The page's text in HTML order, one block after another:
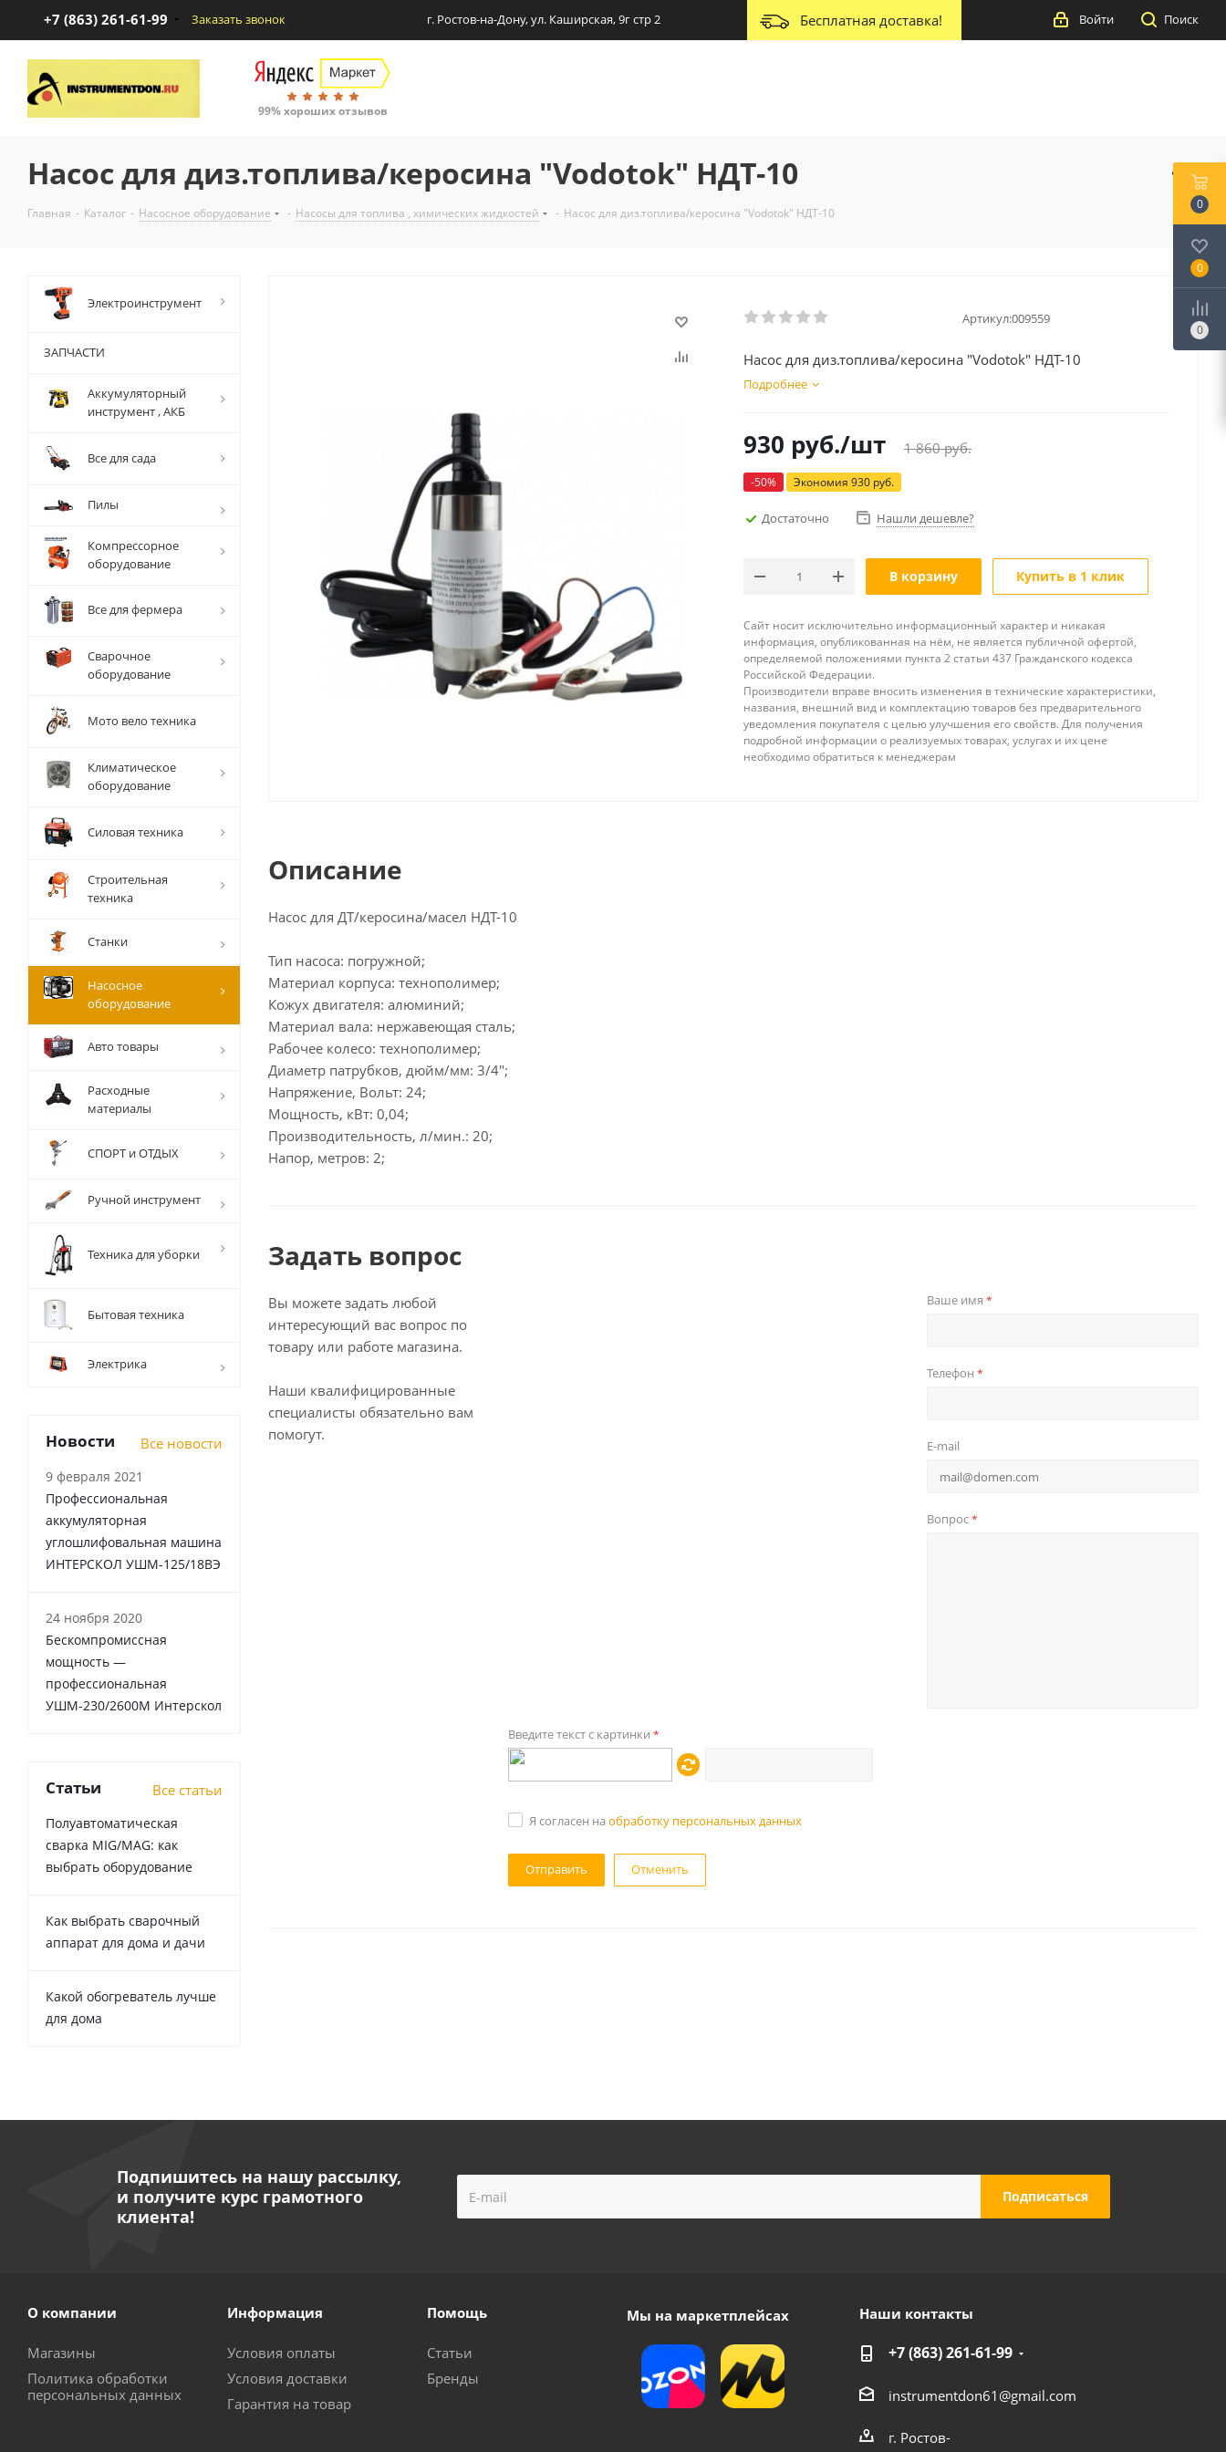
+7 (863) 261-61-99 Заказать звонок г. Ростов-на-Дону, ул. Каширская, 9г стр 2 Бесплатная доставка! Поиск
Войти
99% хороших отзывов
Насос для диз.топлива/керосина "Vodotok" НДТ-10
Главная - Каталог - Насосное оборудование - Насосы для топлива , химических жидкостей - Насос для диз.топлива/керосина "Vodotok" НДТ-10
Артикул:009559
Насос для диз.топлива/керосина "Vodotok" НДТ-10
Подробнее
930 руб./шт 1 860руб.
-50% Экономия 930 руб.
Достаточно Нашли дешевле?
В корзину Купить в 1 клик
Сайт носит исключительно информационный характер и никакая
информация, опубликованная на нём, не является публичной офертой,
определяемой положениями пункта 2 статьи 437 Гражданского кодекса
Российской Федерации.
Производители вправе вносить изменения в технические характеристики,
названия, внешний вид и комплектацию товаров без предварительного
уведомления покупателя с целью улучшения его свойств. Для получения
подробной информации о реализуемых товарах, услугах и их цене
необходимо обратиться к менеджерам
Описание
Насос для ДТ/керосина/масел НДТ-10
Тип насоса: погружной;
Материал корпуса: технополимер;
Кожух двигателя: алюминий;
Материал вала: нержавеющая сталь;
Рабочее колесо: технополимер;
Диаметр патрубков, дюйм/мм: 3/4";
Напряжение, Вольт: 24;
Мощность, кВт: 0,04;
Производительность, л/мин.: 20;
Напор, метров: 2;
Задать вопрос
Вы можете задать любой
интересующий вас вопрос по
товару или работе магазина.
Наши квалифицированные
специалисты обязательно вам
помогут.
Ваше имя *
Телефон *
E-mail
Вопрос*
Введите текст с картинки *
Я согласен на обработку персональных данных
Отменить
Электроинструмент
ЗАПЧАСТИ
Аккумуляторный
инструмент , АКБ
Все для сада
Пилы
Компрессорное
оборудование
Все для фермера
Сварочное
оборудование
Мото вело техника
Климатическое
оборудование
Силовая техника
Строительная
техника
Станки
Насосное
оборудование
Авто товары
Расходные
материалы
СПОРТ и ОТДЫХ
Ручной инструмент
Техника для уборки
Бытовая техника
Электрика
Новости Все новости
9 февраля 2021
Профессиональная
аккумуляторная
углошлифовальная машина
ИНТЕРСКОЛ УШМ-125/18ВЭ
24 ноября 2020
Бескомпромиссная
мощность —
профессиональная
УШМ-230/2600М Интерскол
Статьи Все статьи
Полуавтоматическая
сварка MIG/MAG: как
выбрать оборудование
Как выбрать сварочный
аппарат для дома и дачи
Какой обогреватель лучше
для дома
Подпишитесь на нашу рассылку,
и получите курс грамотного
клиента!
О компании
Магазины
Политика обработки
персональных данных
Информация
Условия оплаты
Условия доставки
Гарантия на товар
Помощь
Статьи
Бренды
Мы на маркетплейсах Наши контакты
+7 (863) 261-61-99
instrumentdon61@gmail.com
г. Ростов-
0
0
0